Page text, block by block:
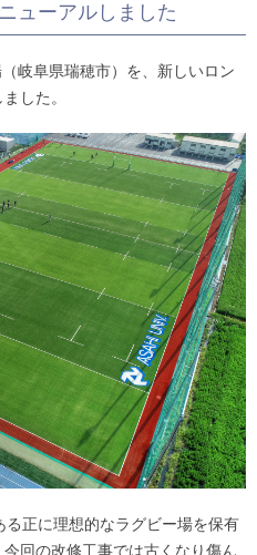
ューアルしました
岐阜県瑞穂市）を、新しいロン
した。
正に理想的なラグビー場を保有
回の改修工事では古くなり傷ん